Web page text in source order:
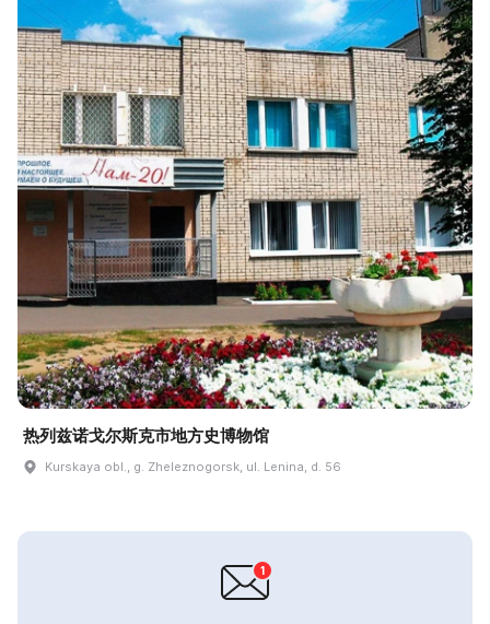
热列兹诺戈尔斯克市地方史博物馆
Kurskaya obl., g. Zheleznogorsk, ul. Lenina, d. 56